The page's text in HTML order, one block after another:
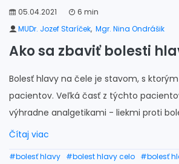
05.04.2021
6 min
MUDr. Jozef Staríček, Mgr. Nina Ondrášik
Ako sa zbaviť bolesti
Bolesť hlavy na čele je stavom, s
pacientov. Veľká časť z týchto
výhradne analgetikami - liekmi proti
Čítaj viac
#bolesť hlavy #bolest hlavy celo #bolesť